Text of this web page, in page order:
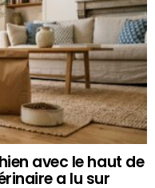
avec le haut de
a lu sur